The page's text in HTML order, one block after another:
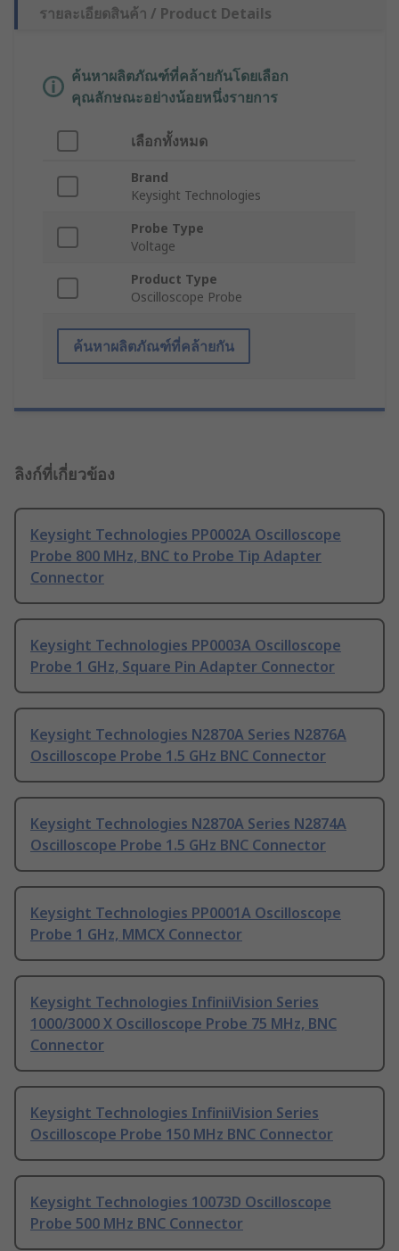
รายละเอียดสินค้า / Product Details
ค้นหาผลิตภัณฑ์ที่คล้ายกันโดยเลือก
คุณลักษณะอย่างน้อยหนึ่งรายการ
เลือกทั้งหมด
Brand
Keysight Technologies
Probe Type
Voltage
Product Type
Oscilloscope Probe
ค้นหาผลิตภัณฑ์ที่คล้ายกัน
ลิงก์ที่เกี่ยวข้อง
Keysight Technologies PP0002A Oscilloscope
Probe 800 MHz, BNC to Probe Tip Adapter
Connector
Keysight Technologies PP0003A Oscilloscope
Probe 1 GHz, Square Pin Adapter Connector
Keysight Technologies N2870A Series N2876A
Oscilloscope Probe 1.5 GHz BNC Connector
Keysight Technologies N2870A Series N2874A
Oscilloscope Probe 1.5 GHz BNC Connector
Keysight Technologies PP0001A Oscilloscope
Probe 1 GHz, MMCX Connector
Keysight Technologies InfiniiVision Series
1000/3000 X Oscilloscope Probe 75 MHz, BNC
Connector
Keysight Technologies InfiniiVision Series
Oscilloscope Probe 150 MHz BNC Connector
Keysight Technologies 10073D Oscilloscope
Probe 500 MHz BNC Connector